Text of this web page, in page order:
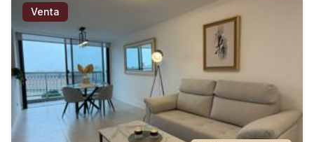
Venta